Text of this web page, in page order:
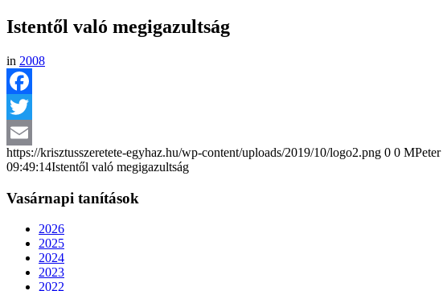
Istentől való megigazultság
in 2008
Facebook
Twitter
Email
https://krisztusszeretete-egyhaz.hu/wp-content/uploads/2019/10/logo2.png 0 0 MPeter
09:49:14Istentől való megigazultság
Vasárnapi tanítások
2026
2025
2024
2023
2022